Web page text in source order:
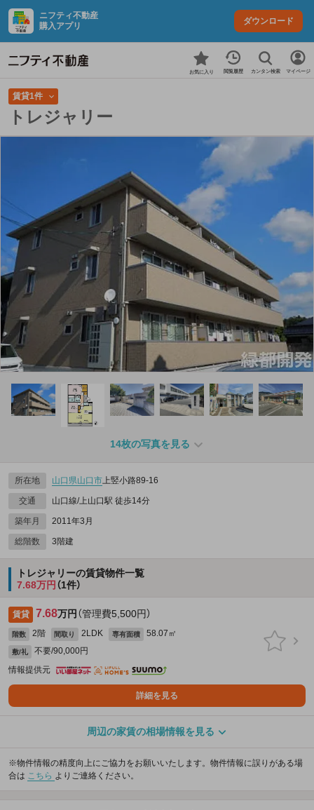
ニフティ不動産
購入アプリ
ダウンロード
お気に入り 閲覧履歴 カンタン検索 マイページ
賃貸1件
トレジャリー
14枚の写真を見る
所在地 山口県山口市上竪小路89‐16
交通 山口線/上山口駅 徒歩14分
築年月 2011年3月
総階数 3階建
トレジャリーの賃貸物件一覧
7.68万円 （1件）
賃貸 7.68万円 （管理費5,500円）
階数 2階 間取り 2LDK 専有面積 58.07㎡
敷/礼
不要/90,000円
情報提供元
詳細を見る
周辺の家賃の相場情報を見る
※物件情報の精度向上にご協力をお願いいたします。物件情報に誤りがある場
合は こちら よりご連絡ください。